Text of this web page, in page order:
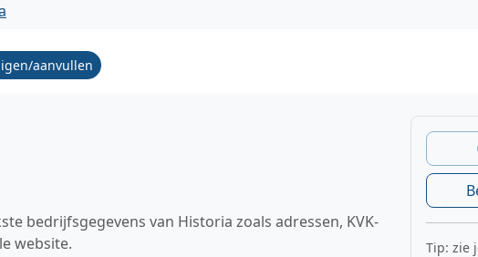
aanvullen
bedrijfsgegevens van Historia zoals adressen, KVK-
website.
Tip: zie